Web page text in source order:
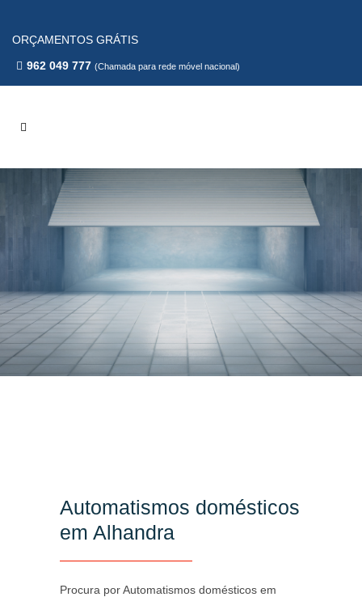
ORÇAMENTOS GRÁTIS
962 049 777 (Chamada para rede móvel nacional)
Automatismos domésticos
em Alhandra
Procura por Automatismos domésticos em